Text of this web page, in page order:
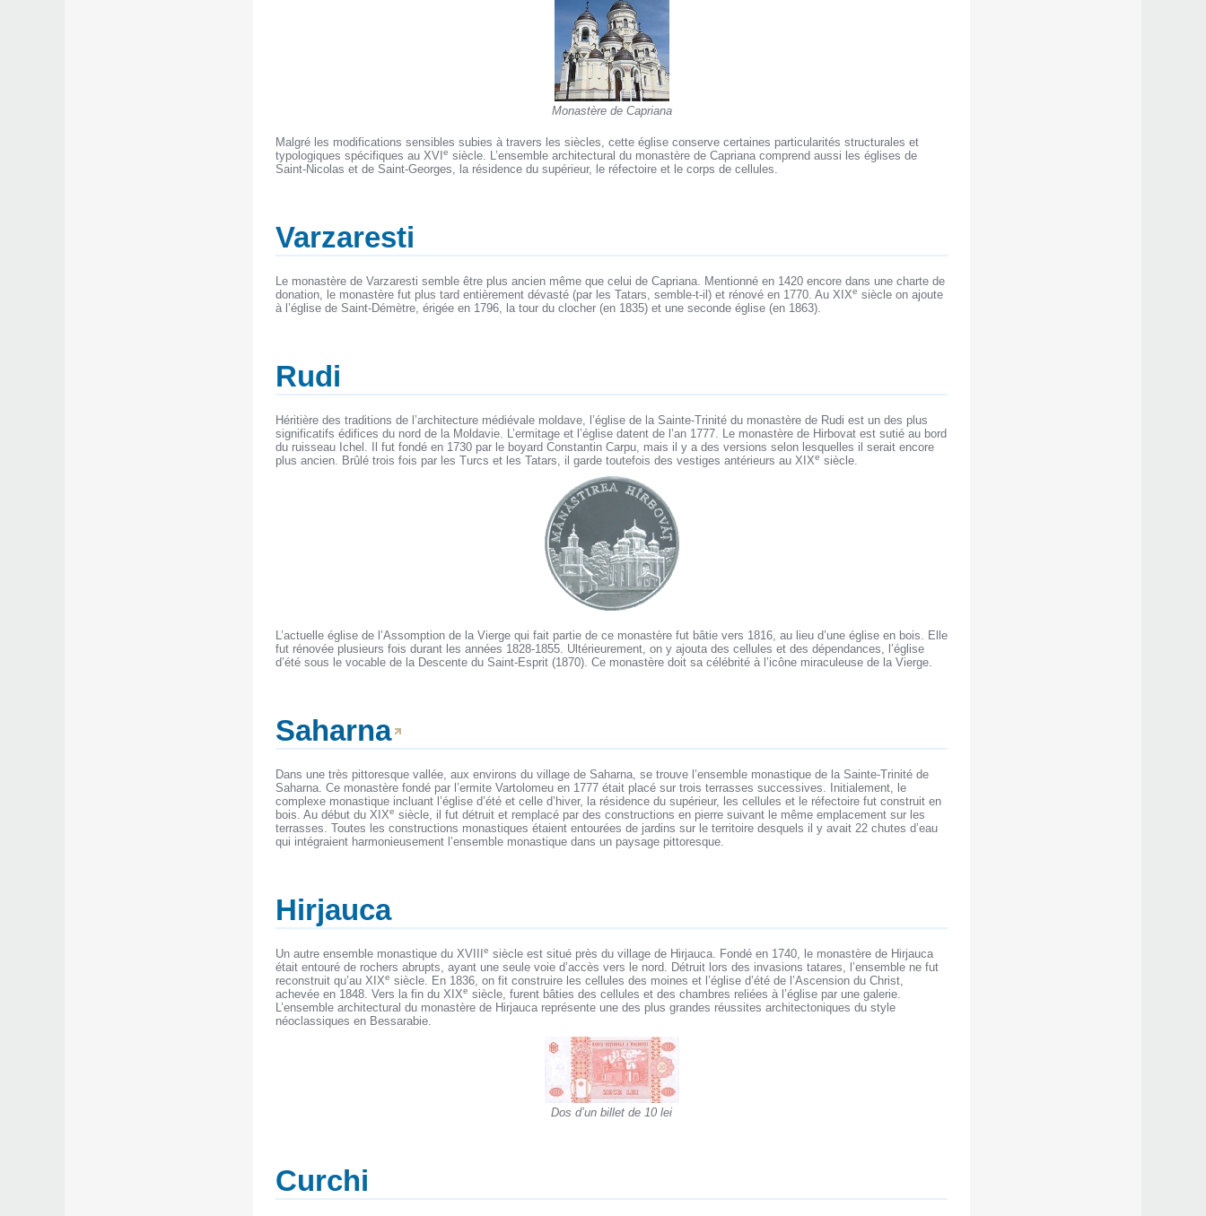
Monastère de Capriana
Malgré les modifications sensibles subies à travers les siècles, cette église conserve certaines particularités structurales et
typologiques spécifiques au XVI e siècle. L’ensemble architectural du monastère de Capriana comprend aussi les églises de
Saint-Nicolas et de Saint-Georges, la résidence du supérieur, le réfectoire et le corps de cellules.
Varzaresti
Le monastère de Varzaresti semble être plus ancien même que celui de Capriana. Mentionné en 1420 encore dans une charte de
donation, le monastère fut plus tard entièrement dévasté (par les Tatars, semble-t-il) et rénové en 1770. Au XIXe siècle on ajoute
à l’église de Saint-Démètre, érigée en 1796, la tour du clocher (en 1835) et une seconde église (en 1863).
Rudi
Héritière des traditions de l’architecture médiévale moldave, l’église de la Sainte-Trinité du monastère de Rudi est un des plus
significatifs édifices du nord de la Moldavie. L’ermitage et l’église datent de l’an 1777. Le monastère de Hirbovat est sutié au bord
du ruisseau Ichel. Il fut fondé en 1730 par le boyard Constantin Carpu, mais il y a des versions selon lesquelles il serait encore
plus ancien. Brûlé trois fois par les Turcs et les Tatars, il garde toutefois des vestiges antérieurs au XIXe siècle.
L’actuelle église de l’Assomption de la Vierge qui fait partie de ce monastère fut bâtie vers 1816, au lieu d’une église en bois. Elle
fut rénovée plusieurs fois durant les années 1828-1855. Ultérieurement, on y ajouta des cellules et des dépendances, l’église
d’été sous le vocable de la Descente du Saint-Esprit (1870). Ce monastère doit sa célébrité à l’icône miraculeuse de la Vierge.
Saharna
Dans une très pittoresque vallée, aux environs du village de Saharna, se trouve l’ensemble monastique de la Sainte-Trinité de
Saharna. Ce monastère fondé par l’ermite Vartolomeu en 1777 était placé sur trois terrasses successives. Initialement, le
complexe monastique incluant l’église d’été et celle d’hiver, la résidence du supérieur, les cellules et le réfectoire fut construit en
bois. Au début du XIXe siècle, il fut détruit et remplacé par des constructions en pierre suivant le même emplacement sur les
terrasses. Toutes les constructions monastiques étaient entourées de jardins sur le territoire desquels il y avait 22 chutes d’eau
qui intégraient harmonieusement l’ensemble monastique dans un paysage pittoresque.
Hirjauca
Un autre ensemble monastique du XVIIIe siècle est situé près du village de Hirjauca. Fondé en 1740, le monastère de Hirjauca
était entouré de rochers abrupts, ayant une seule voie d’accès vers le nord. Détruit lors des invasions tatares, l’ensemble ne fut
reconstruit qu’au XIXe siècle. En 1836, on fit construire les cellules des moines et l’église d’été de l’Ascension du Christ,
achevée en 1848. Vers la fin du XIXe siècle, furent bâties des cellules et des chambres reliées à l’église par une galerie.
L’ensemble architectural du monastère de Hirjauca représente une des plus grandes réussites architectoniques du style
néoclassiques en Bessarabie.
Dos d’un billet de 10 lei
Curchi